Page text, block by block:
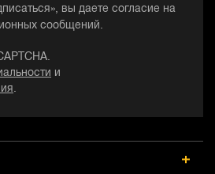
вы даете согласие на
сообщений.
и
.